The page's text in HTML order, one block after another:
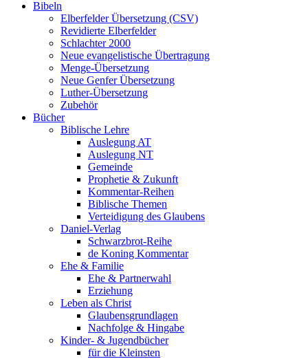
Bibeln
Elberfelder Übersetzung (CSV)
Revidierte Elberfelder
Schlachter 2000
Neue evangelistische Übertragung
Menge-Übersetzung
Neue Genfer Übersetzung
Luther-Übersetzung
Zubehör
Bücher
Biblische Lehre
Auslegung AT
Auslegung NT
Gemeinde
Prophetie & Zukunft
Kommentar-Reihen
Biblische Themen
Verteidigung des Glaubens
Daniel-Verlag
Schwarzbrot-Reihe
de Koning Kommentar
Ehe & Familie
Ehe & Partnerwahl
Erziehung
Leben als Christ
Glaubensgrundlagen
Nachfolge & Hingabe
Kinder- & Jugendbücher
für die Kleinsten